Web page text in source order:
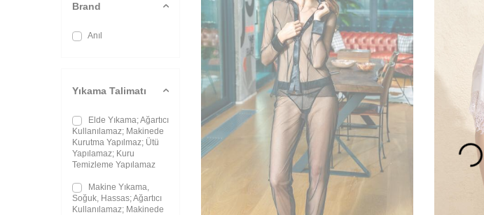
Brand
Anıl
Yıkama Talimatı
Elde Yıkama; Ağartıcı
Kullanılamaz; Makinede
Kurutma Yapılmaz; Ütü
Yapılamaz; Kuru
Temizleme Yapılamaz
Makine Yıkama,
Soğuk, Hassas; Ağartıcı
Kullanılamaz; Makinede